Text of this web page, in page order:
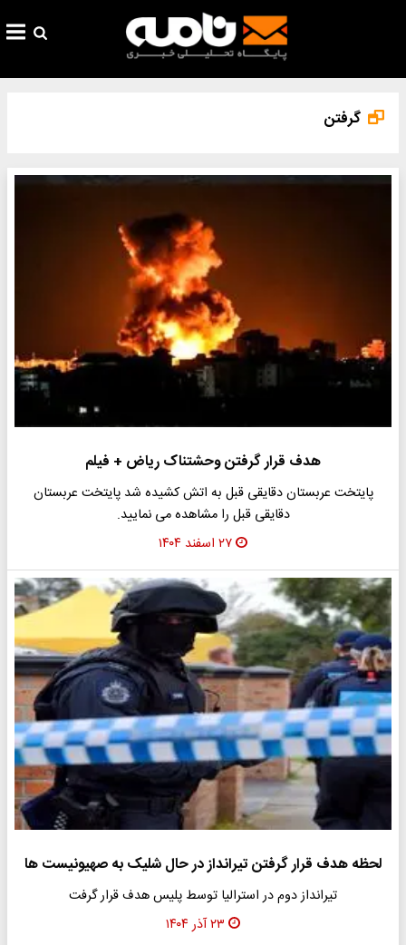
گرفتن
هدف قرار گرفتن وحشتناک ریاض + فیلم
پایتخت عربستان دقایقی قبل به اتش کشیده شد پایتخت عربستان
دقایقی قبل را مشاهده می نمایید.
۲۷ اسفند ۱۴۰۴
لحظه هدف قرار گرفتن تیرانداز در حال شلیک به صهیونیست ها
تیرانداز دوم در استرالیا توسط پلیس هدف قرار گرفت
۲۳ آذر ۱۴۰۴